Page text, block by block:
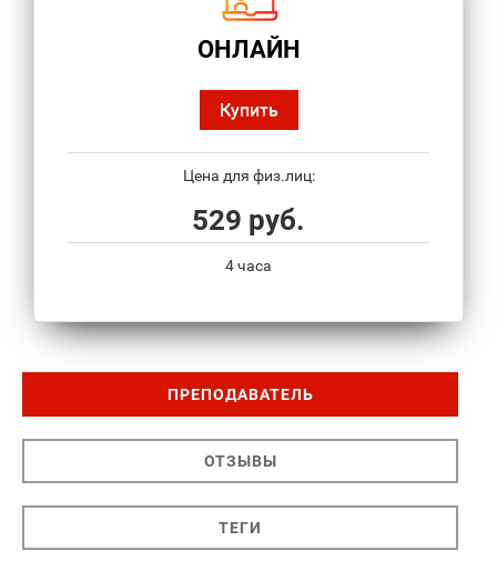
ОНЛАЙН
Купить
Цена для физ.лиц:
529 руб.
4 часа
ПРЕПОДАВАТЕЛЬ
ОТЗЫВЫ
ТЕГИ